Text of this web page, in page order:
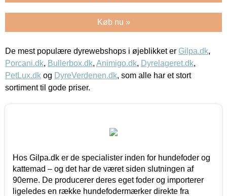
Køb nu »
De mest populære dyrewebshops i øjeblikket er Gilpa.dk,
Porcani.dk, Bullerbox.dk, Animigo.dk, Dyrelageret.dk,
PetLux.dk og DyreVerdenen.dk, som alle har et stort
sortiment til gode priser.
Hos Gilpa.dk er de specialister inden for hundefoder og
kattemad – og det har de været siden slutningen af
90erne. De producerer deres eget foder og importerer
ligeledes en række hundefodermærker direkte fra